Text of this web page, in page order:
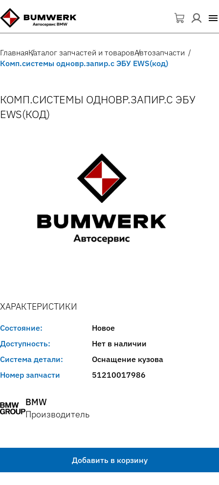
ГлавнаяКаталог запчастей и товаровАвтозапчасти
Комп.системы одновр.запир.с ЭБУ EWS(код)
КОМП.СИСТЕМЫ ОДНОВР.ЗАПИР.С ЭБУ
EWS(КОД)
ХАРАКТЕРИСТИКИ
Состояние:
Новое
Доступность:
Нет в наличии
Система детали:
Оснащение кузова
Номер запчасти
51210017986
BMW
Производитель
Добавить в корзину